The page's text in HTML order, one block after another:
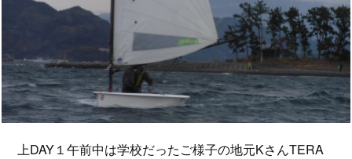
上DAY１午前中は学校だったご様子の地元KさんTERA